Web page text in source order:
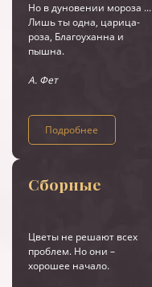
Но в дуновении мороза ...
Лишь ты одна, царица-
роза, Благоуханна и
пышна.
А. Фет
Подробнее
Сборные
Цветы не решают всех
проблем. Но они –
хорошее начало.